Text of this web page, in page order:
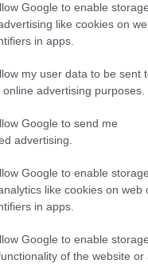
Google to enable storage
like cookies on
in apps.
my user data to be sent
advertising purposes.
Google to send me
advertising.
Google to enable storage
like cookies on web
in apps.
Google to enable storage
of the website or